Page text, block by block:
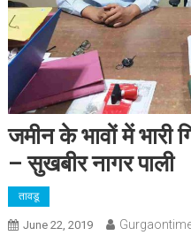
जमीन के भावों में भारी
– सुखबीर नागर पाली
तावडू
June 22, 2019